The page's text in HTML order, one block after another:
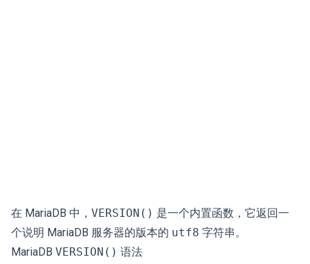
在 MariaDB 中， VERSION() 是一个内置函数，它返回一
个说明 MariaDB 服务器的版本的 utf8 字符串。
MariaDB VERSION() 语法